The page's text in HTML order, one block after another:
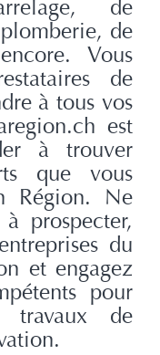
de
de
Vous
de
à tous vos
est
à trouver
que vous
Région. Ne
prospecter,
du
et engagez
pour
de